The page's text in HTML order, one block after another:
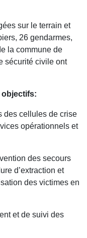
sur le terrain et
26 gendarmes,
la commune de
sécurité civile ont
des cellules de crise
opérationnels et
des secours
d’extraction et
des victimes en
et de suivi des